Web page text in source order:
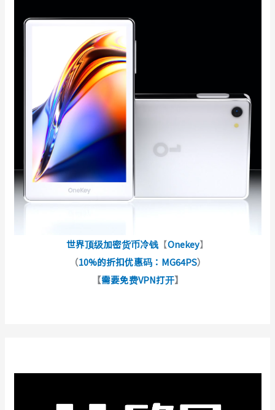
世界顶级加密货币冷钱 【Onekey】
（10%的折扣优惠码：MG64PS）
【需要免费VPN打开】